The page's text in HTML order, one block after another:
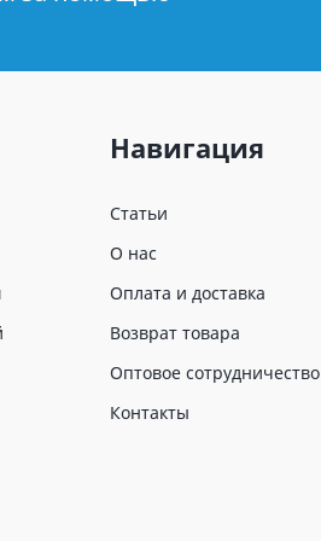
Навигация
Статьи
О нас
Оплата и доставка
Возврат товара
Оптовое сотрудничество
Контакты